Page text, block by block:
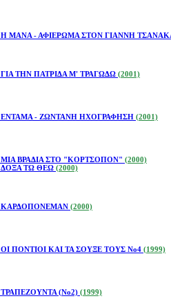
Η ΜΑΝΑ - ΑΦΙΕΡΩΜΑ ΣΤΟΝ ΓΙΑΝΝΗ
ΓΙΑ ΤΗΝ ΠΑΤΡΙΔΑ Μ' ΤΡΑΓΩΔΩ (2001)
ΕΝΤΑΜΑ - ΖΩΝΤΑΝΗ ΗΧΟΓΡΑΦΗΣΗ (2001)
ΜΙΑ ΒΡΑΔΙΑ ΣΤΟ "ΚΟΡΤΣΟΠΟΝ" (2000)
ΔΟΞΑ ΤΩ ΘΕΩ (2000)
ΚΑΡΔΟΠΟΝΕΜΑΝ (2000)
ΟΙ ΠΟΝΤΙΟΙ ΚΑΙ ΤΑ ΣΟΥΞΕ ΤΟΥΣ Νο4 (1999)
ΤΡΑΠΕΖΟΥΝΤΑ (Νο2) (1999)